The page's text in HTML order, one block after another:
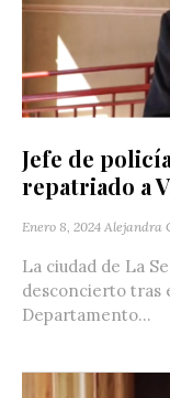
Jefe de
repatriado a
Enero 8, 2024 Alejandra
La ciudad de La
desconcierto tras
Departamento...